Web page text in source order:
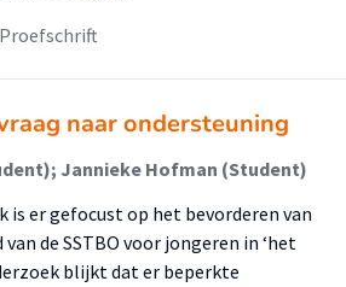
Proefschrift
naar ondersteuning
Jannieke Hofman (Student)
is er gefocust op het bevorderen van
de SSTBO voor jongeren in ‘het
blijkt dat er beperkte